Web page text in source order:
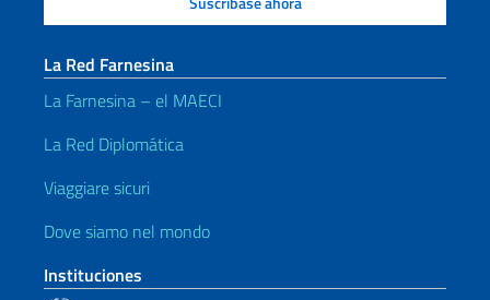
La Red Farnesina
La Farnesina – el MAECI
La Red Diplomática
Viaggiare sicuri
Dove siamo nel mondo
Instituciones